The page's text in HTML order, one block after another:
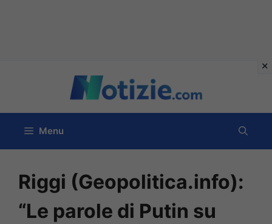
contenuto
Menu
Riggi (Geopolitica.info):
“Le parole di Putin su